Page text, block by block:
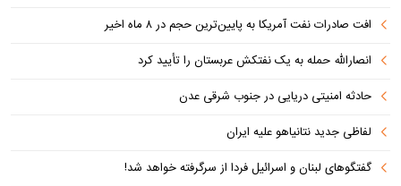
افت صادرات نفت آمریکا به پایین‌ترین حجم در ۸ ماه اخیر
انصارالله حمله به یک نفتکش عربستان را تأیید کرد
حادثه امنیتی دریایی در جنوب شرقی عدن
لفاظی جدید نتانیاهو علیه ایران
گفتگوهای لبنان و اسرائیل فردا از سرگرفته خواهد شد!